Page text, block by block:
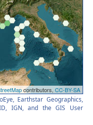
Earthstar Geographics,
IGN, and the GIS User